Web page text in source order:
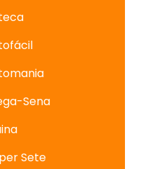
Sena
Sete